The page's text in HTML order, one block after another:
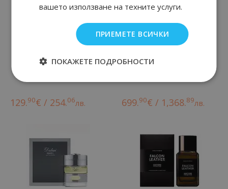
129.90€ / 254.06лв. 699.90€ / 1,368.89лв.
вашето използване на техните услуги.
ПРИЕМЕТЕ ВСИЧКИ
ПОКАЖЕТЕ ПОДРОБНОСТИ